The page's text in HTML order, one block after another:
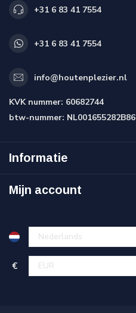
+31 6 83 41 7554
+31 6 83 41 7554
info@houtenplezier.nl
KVK nummer: 60682744
btw-nummer: NL001655282B86
Informatie
Mijn account
€